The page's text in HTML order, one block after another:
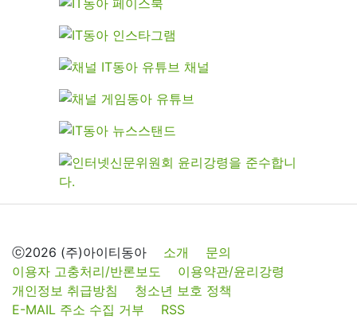
ⓒ2026 (주)아이티동아 소개
문의
이용자 고충처리/반론보도
이용약관/윤리강령
개인정보 취급방침
청소년 보호 정책
E-MAIL 주소 수집 거부
RSS